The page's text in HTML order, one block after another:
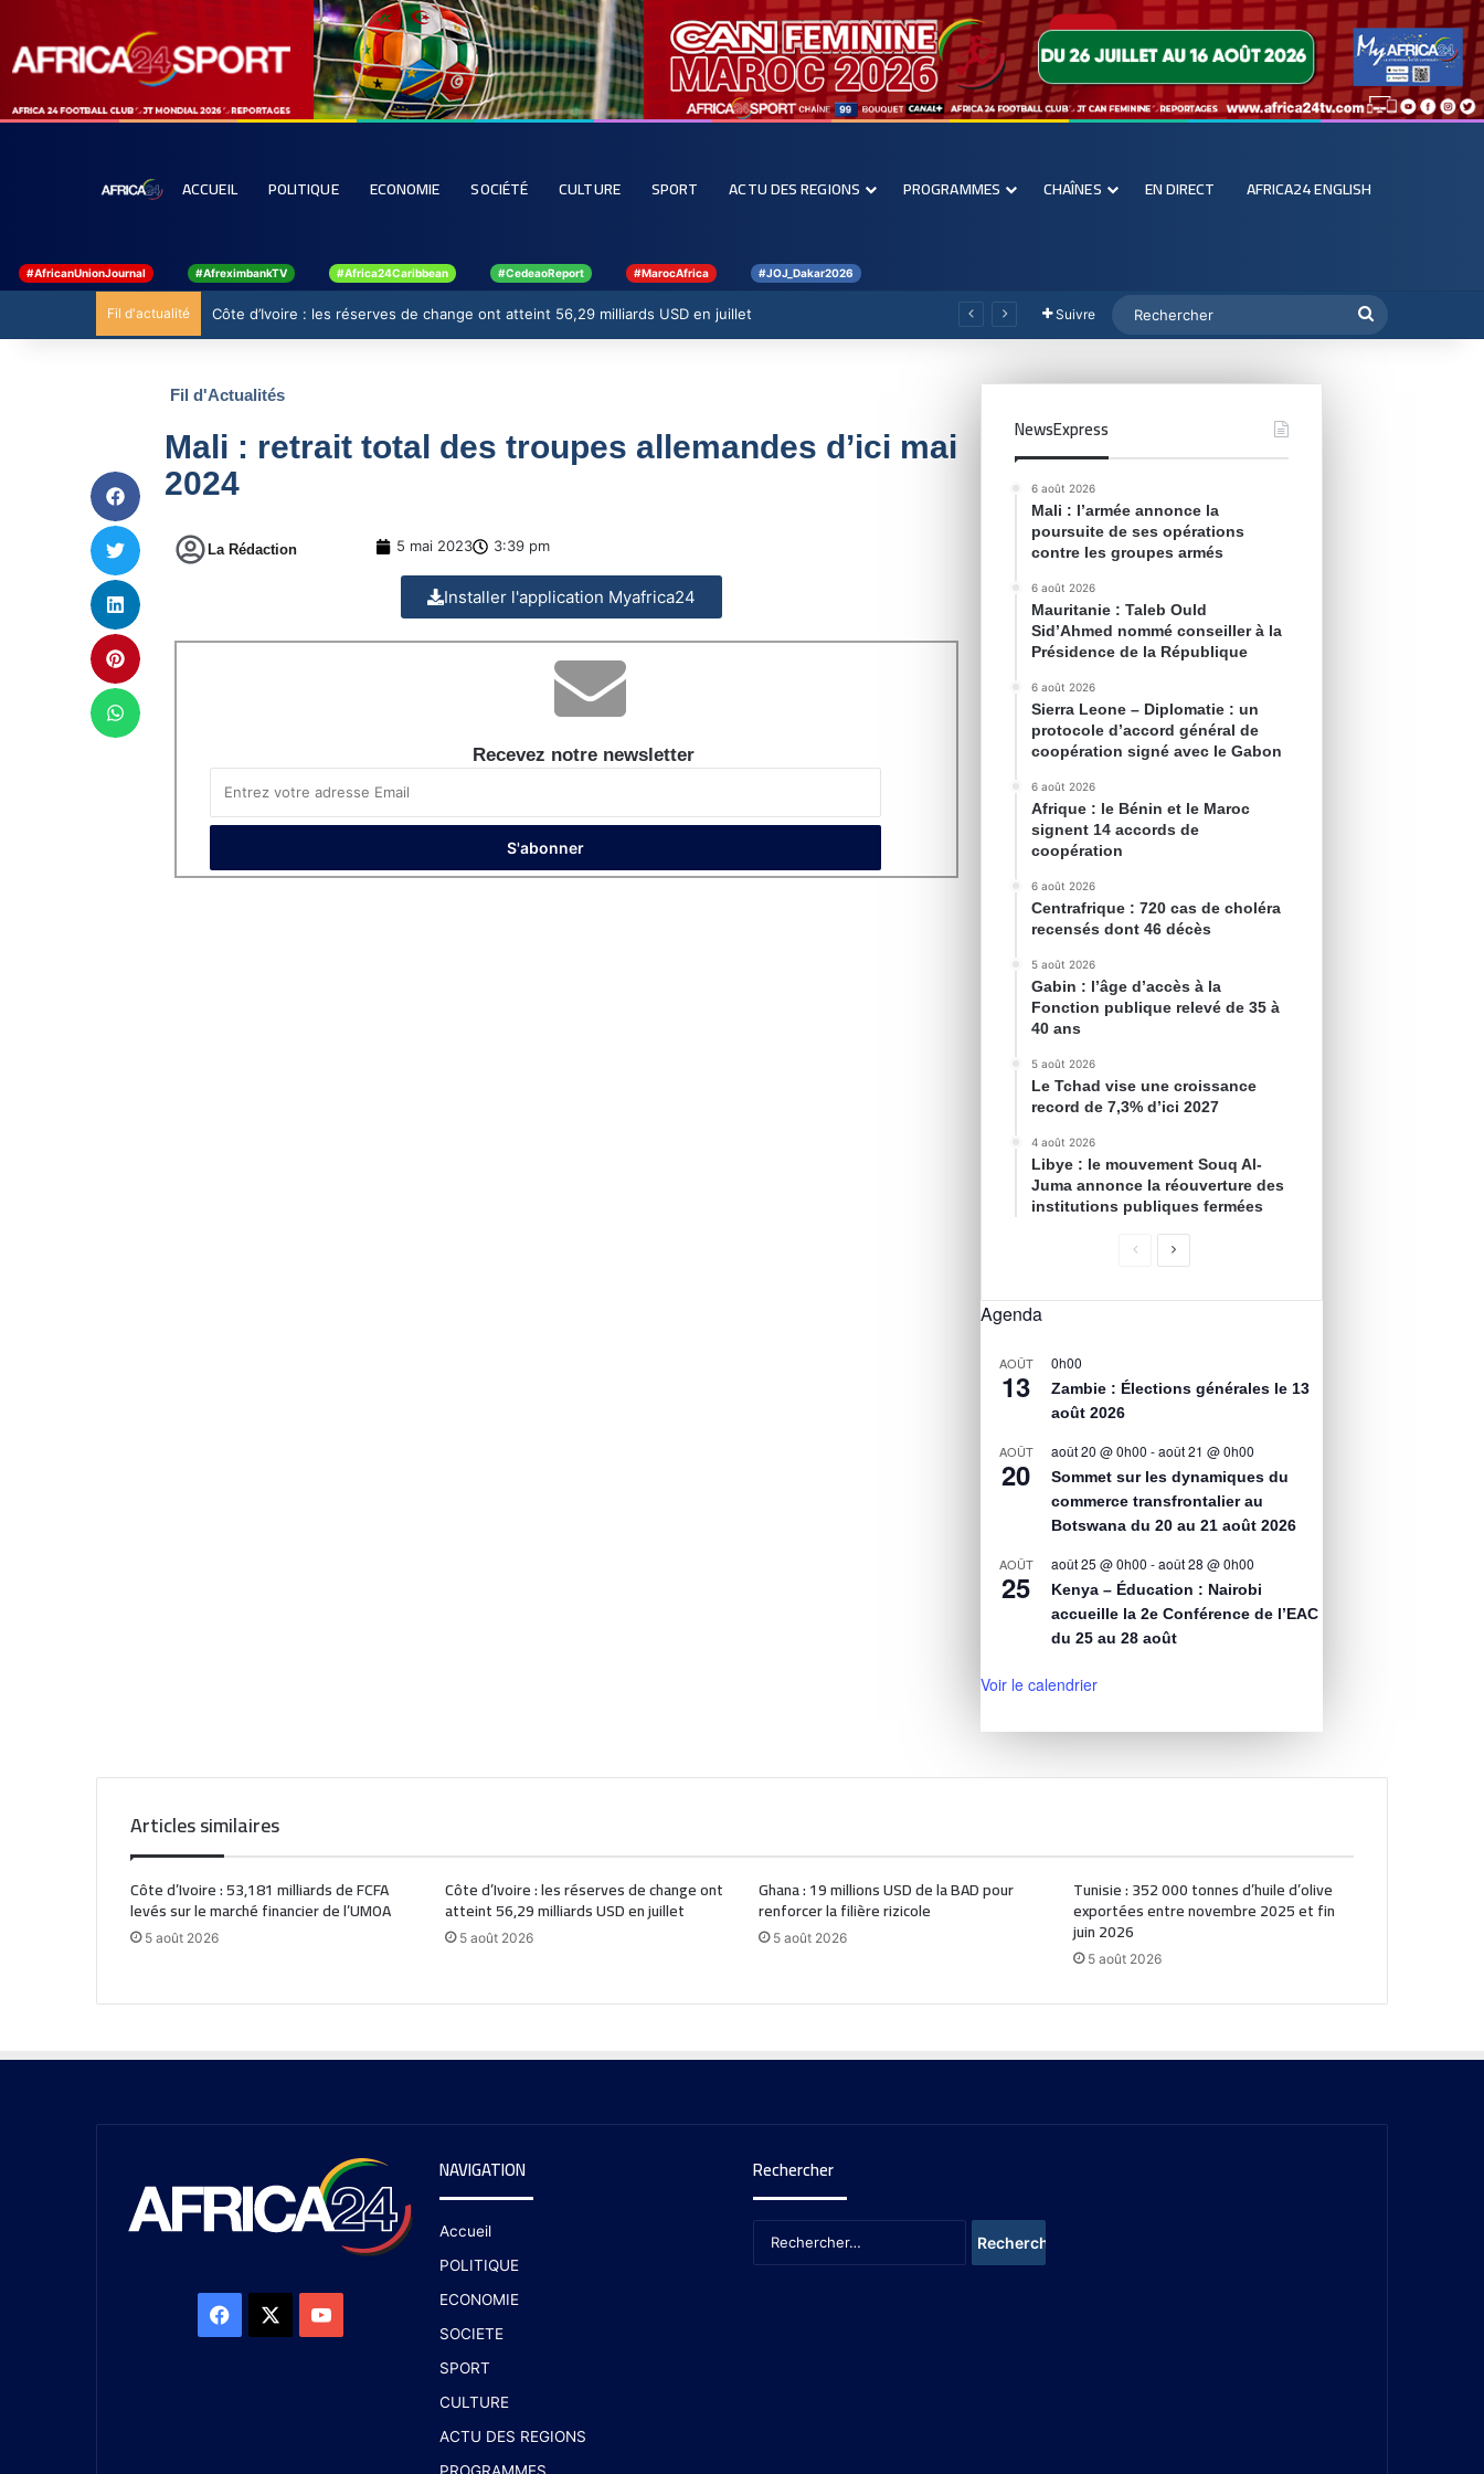
ACCUEIL POLITIQUE ECONOMIE SOCIÉTÉ CULTURE SPORT ACTU DES REGIONS PROGRAMMES CHAÎNES EN DIRECT AFRICA24 ENGLISH
#AfricanUnionJournal #AfreximbankTV #Africa24Caribbean #CedeaoReport #MarocAfrica #JOJ_Dakar2026
Fil d'actualité Côte d’Ivoire : les réserves de change ont atteint 56,29 milliards USD en juillet Suivre
Fil d'Actualités
Mali : retrait total des troupes allemandes d’ici mai
2024
La Rédaction 5 mai 2023 3:39 pm
Installer l'application Myafrica24
Recevez notre newsletter
NewsExpress
6 août 2026
Mali : l’armée annonce la
poursuite de ses opérations
contre les groupes armés
6 août 2026
Mauritanie : Taleb Ould
Sid’Ahmed nommé conseiller à la
Présidence de la République
6 août 2026
Sierra Leone – Diplomatie : un
protocole d’accord général de
coopération signé avec le Gabon
6 août 2026
Afrique : le Bénin et le Maroc
signent 14 accords de
coopération
6 août 2026
Centrafrique : 720 cas de choléra
recensés dont 46 décès
5 août 2026
Gabin : l’âge d’accès à la
Fonction publique relevé de 35 à
40 ans
5 août 2026
Le Tchad vise une croissance
record de 7,3% d’ici 2027
4 août 2026
Libye : le mouvement Souq Al-
Juma annonce la réouverture des
institutions publiques fermées
Agenda
AOÛT
13
0h00
Zambie : Élections générales le 13
août 2026
AOÛT
20
août 20 @ 0h00 -août 21 @ 0h00
Sommet sur les dynamiques du
commerce transfrontalier au
Botswana du 20 au 21 août 2026
AOÛT
25
août 25 @ 0h00 -août 28 @ 0h00
Kenya – Éducation : Nairobi
accueille la 2e Conférence de l’EAC
du 25 au 28 août
Voir le calendrier
Articles similaires
Côte d’Ivoire : 53,181 milliards de FCFA
levés sur le marché financier de l’UMOA
5 août 2026
Côte d’Ivoire : les réserves de change ont
atteint 56,29 milliards USD en juillet
5 août 2026
Ghana : 19 millions USD de la BAD pour
renforcer la filière rizicole
5 août 2026
Tunisie : 352 000 tonnes d’huile d’olive
exportées entre novembre 2025 et fin
juin 2026
5 août 2026
NAVIGATION
Accueil
POLITIQUE
ECONOMIE
SOCIETE
SPORT
CULTURE
ACTU DES REGIONS
Rechercher